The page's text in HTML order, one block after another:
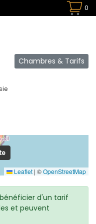
0
Chambres & Tarifs
Leaflet | ©OpenStreetMap
d'un tarif
et peuvent